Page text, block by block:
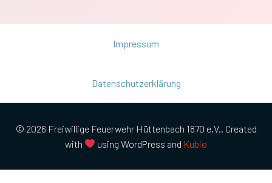
Impressum
Datenschutzerklärung
© 2026 Freiwillige Feuerwehr Hüttenbach 1870 e.V.. Created
with
using WordPress and Kubio